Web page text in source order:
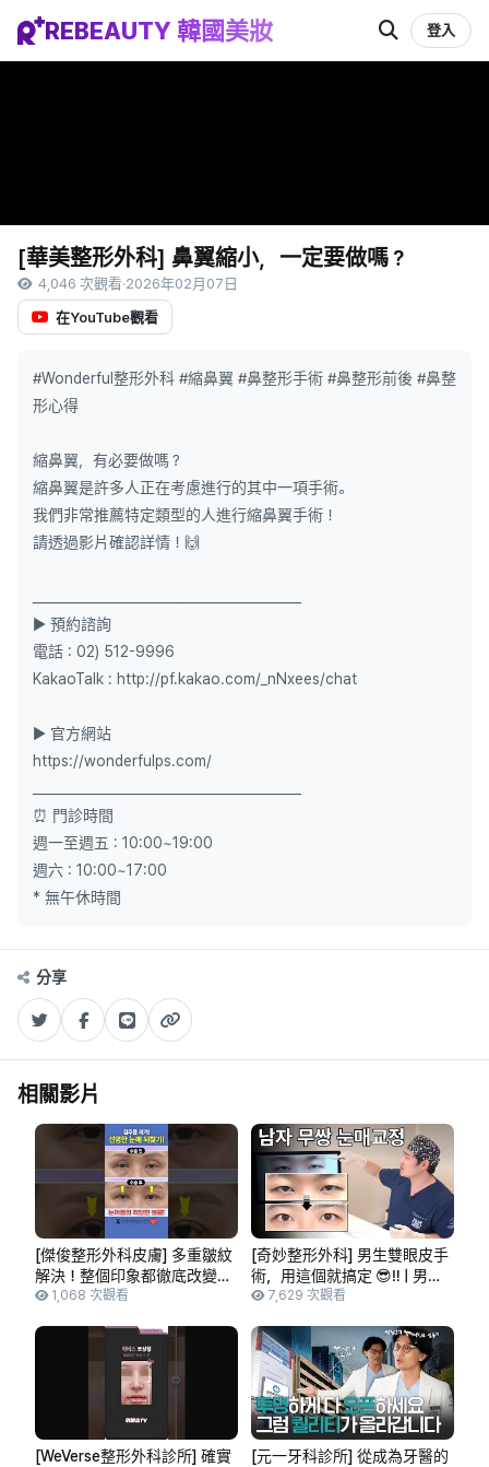
REBEAUTY 韓國美妝 登入
[華美整形外科] 鼻翼縮小，一定要做嗎？
4,046 次觀看·2026年02月07日
在YouTube觀看
#Wonderful整形外科 #縮鼻翼 #鼻整形手術 #鼻整形前後 #鼻整
形心得
縮鼻翼，有必要做嗎？
縮鼻翼是許多人正在考慮進行的其中一項手術。
我們非常推薦特定類型的人進行縮鼻翼手術！
請透過影片確認詳情！🙌
▶ 預約諮詢
電話 : 02) 512-9996
KakaoTalk : http://pf.kakao.com/_nNxees/chat
▶ 官方網站
https://wonderfulps.com/
⏰ 門診時間
週一至週五 : 10:00~19:00
週六 : 10:00~17:00
* 無午休時間
分享
相關影片
[傑俊整形外科皮膚] 多重皺紋
解決！整個印象都徹底改變
了！！ #shorts
1,068 次觀看
[奇妙整形外科] 男生雙眼皮手
術，用這個就搞定 😎‼️ | 男士
眼型矯正 | 從路人甲變身型
7,629 次觀看
[WeVerse整形外科診所] 確實
[元一牙科診所] 從成為牙醫的